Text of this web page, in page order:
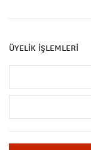
ÜYELİK İŞLEMLERİ